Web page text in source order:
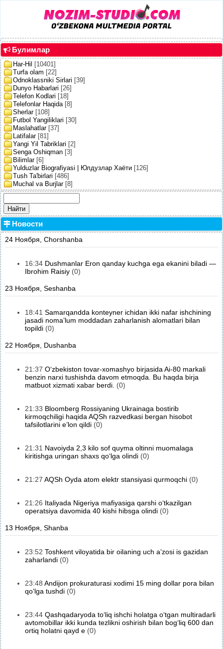
Булимлар
Har-Hil
[10401]
Turfa olam [22]
Odnoklassniki Sirlari [39]
Dunyo Habarlari [26]
Telefon Kodlari [18]
Telefonlar Haqida [8]
Sherlar [108]
Futbol Yangiliklari [30]
Maslahatlar [37]
Latifalar [81]
Yangi Yil Tabriklari [2]
Senga Oshiqman [3]
Bilimlar [6]
Yulduzlar Biografiyasi | Юлдузлар Хаёти [126]
Tush Ta'birlari [486]
Muchal va Burjlar [8]
Новости
24 Ноября, Chorshanba
16:34 Dushmanlar Eron qanday kuchga ega ekanini biladi —
Ibrohim Raisiy (0)
23 Ноября, Seshanba
18:41 Samarqandda konteyner ichidan ikki nafar ishchining
jasadi noma’lum moddadan zaharlanish alomatlari bilan
topildi (0)
22 Ноября, Dushanba
21:37 O‘zbekiston tovar-xomashyo birjasida Ai-80 markali
benzin narxi tushishda davom etmoqda. Bu haqda birja
matbuot xizmati xabar berdi. (0)
21:33 Bloomberg Rossiyaning Ukrainaga bostirib
kirmoqchiligi haqida AQSh razvedkasi bergan hisobot
tafsilotlarini e’lon qildi (0)
21:31 Navoiyda 2,3 kilo sof quyma oltinni muomalaga
kiritishga uringan shaxs qo‘lga olindi (0)
21:27 AQSh Oyda atom elektr stansiyasi qurmoqchi (0)
21:26 Italiyada Nigeriya mafiyasiga qarshi o‘tkazilgan
operatsiya davomida 40 kishi hibsga olindi (0)
13 Ноября, Shanba
23:52 Toshkent viloyatida bir oilaning uch a’zosi is gazidan
zaharlandi (0)
23:48 Andijon prokuraturasi xodimi 15 ming dollar pora bilan
qo‘lga tushdi (0)
23:44 Qashqadaryoda to‘liq ishchi holatga o‘tgan multiradarli
avtomobillar ikki kunda tezlikni oshirish bilan bog‘liq 600 dan
ortiq holatni qayd e (0)